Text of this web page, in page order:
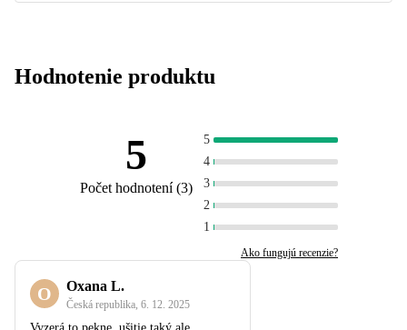
Hodnotenie produktu
5
Počet hodnotení(3)
5
4
3
2
1
Ako fungujú recenzie?
O Oxana L.
Česká republika 6. 12. 2025